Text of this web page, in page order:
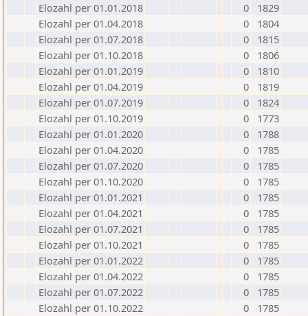
Elozahl per 01.01.2018
0
1829
Elozahl per 01.04.2018
0
1804
Elozahl per 01.07.2018
0
1815
Elozahl per 01.10.2018
0
1806
Elozahl per 01.01.2019
0
1810
Elozahl per 01.04.2019
0
1819
Elozahl per 01.07.2019
0
1824
Elozahl per 01.10.2019
0
1773
Elozahl per 01.01.2020
0
1788
Elozahl per 01.04.2020
0
1785
Elozahl per 01.07.2020
0
1785
Elozahl per 01.10.2020
0
1785
Elozahl per 01.01.2021
0
1785
Elozahl per 01.04.2021
0
1785
Elozahl per 01.07.2021
0
1785
Elozahl per 01.10.2021
0
1785
Elozahl per 01.01.2022
0
1785
Elozahl per 01.04.2022
0
1785
Elozahl per 01.07.2022
0
1785
Elozahl per 01.10.2022
0
1785